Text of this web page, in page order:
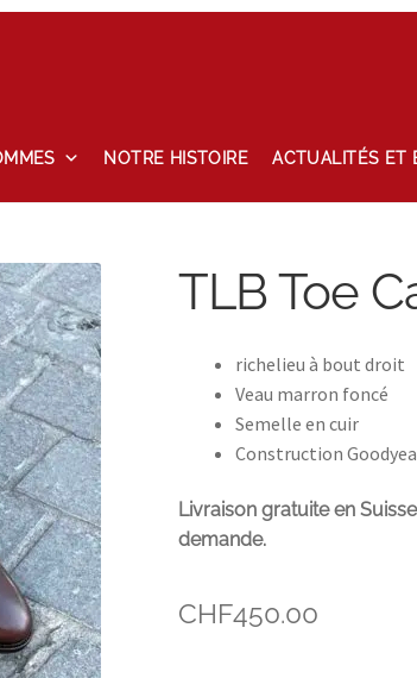
NOTRE HISTOIRE ACTUALITÉS ET
TLB Toe
richelieu à bout droit
Veau marron foncé
Semelle en cuir
Construction
Livraison gratuite en
demande.
CHF450.00